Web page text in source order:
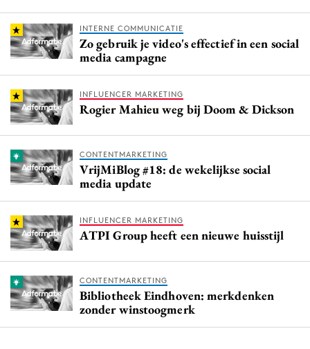
INTERNE COMMUNICATIE
Zo gebruik je video's effectief in een social
media campagne
INFLUENCER MARKETING
Rogier Mahieu weg bij Doom & Dickson
CONTENTMARKETING
VrijMiBlog #18: de wekelijkse social
media update
INFLUENCER MARKETING
ATPI Group heeft een nieuwe huisstijl
CONTENTMARKETING
Bibliotheek Eindhoven: merkdenken
zonder winstoogmerk